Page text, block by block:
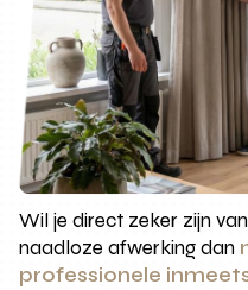
Wil je direct zeker zijn
naadloze afwerking dan
professionele